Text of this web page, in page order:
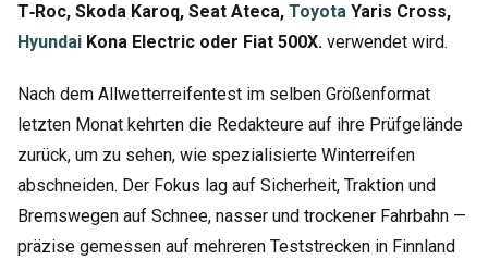
T‑Roc, Skoda Karoq, Seat Ateca, Toyota Yaris Cross,
Hyundai Kona Electric oder Fiat 500X. verwendet wird.
Nach dem Allwetterreifentest im selben Größenformat
letzten Monat kehrten die Redakteure auf ihre Prüfgelände
zurück, um zu sehen, wie spezialisierte Winterreifen
abschneiden. Der Fokus lag auf Sicherheit, Traktion und
Bremswegen auf Schnee, nasser und trockener Fahrbahn —
präzise gemessen auf mehreren Teststrecken in Finnland